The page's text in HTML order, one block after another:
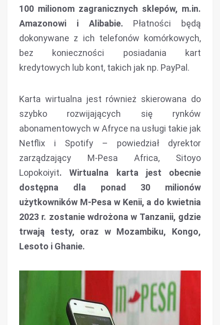
100 milionom zagranicznych sklepów, m.in.
Amazonowi i Alibabie. Płatności będą
dokonywane z ich telefonów komórkowych,
bez konieczności posiadania kart
kredytowych lub kont, takich jak np. PayPal.
Karta wirtualna jest również skierowana do
szybko rozwijających się rynków
abonamentowych w Afryce na usługi takie jak
Netflix i Spotify – powiedział dyrektor
zarządzający M-Pesa Africa, Sitoyo
Lopokoiyit. Wirtualna karta jest obecnie
dostępna dla ponad 30 milionów
użytkowników M-Pesa w Kenii, a do kwietnia
2023 r. zostanie wdrożona w Tanzanii, gdzie
trwają testy, oraz w Mozambiku, Kongo,
Lesoto i Ghanie.